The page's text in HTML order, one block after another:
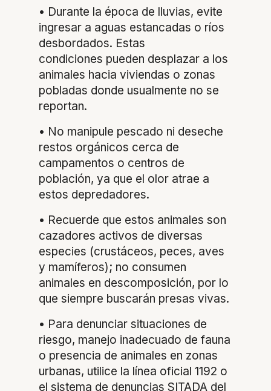
• Durante la época de lluvias, evite
ingresar a aguas estancadas o ríos
desbordados. Estas
condiciones pueden desplazar a los
animales hacia viviendas o zonas
pobladas donde usualmente no se
reportan.
• No manipule pescado ni deseche
restos orgánicos cerca de
campamentos o centros de
población, ya que el olor atrae a
estos depredadores.
• Recuerde que estos animales son
cazadores activos de diversas
especies (crustáceos, peces, aves
y mamíferos); no consumen
animales en descomposición, por lo
que siempre buscarán presas vivas.
• Para denunciar situaciones de
riesgo, manejo inadecuado de fauna
o presencia de animales en zonas
urbanas, utilice la línea oficial 1192 o
el sistema de denuncias SITADA del